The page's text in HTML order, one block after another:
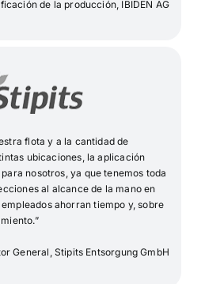
de la producción, IBIDEN AG
flota y a la cantidad de
ubicaciones, la aplicación
nosotros, ya que tenemos toda
al alcance de la mano en
ahorran tiempo y, sobre
General, Stipits Entsorgung GmbH